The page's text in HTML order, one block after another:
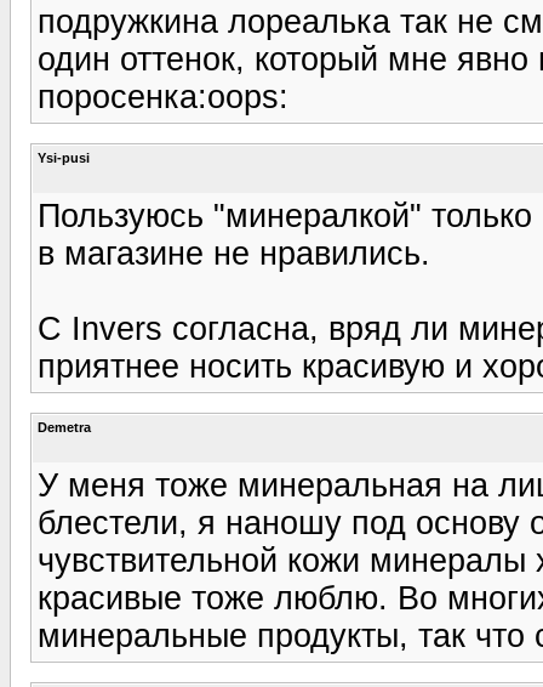
подружкина лореалька так не
один оттенок, который мне
поросенка:oops:
Ysi-pusi
Пользуюсь "минералкой"
в магазине не нравились.
С Invers согласна, вряд ли
приятнее носить красивую и
Demetra
У меня тоже минеральная на
блестели, я наношу под основу
чувствительной кожи
красивые тоже люблю. Во
минеральные продукты, так